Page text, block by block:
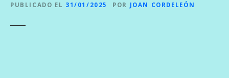
PUBLICADO EL 31/01/2025 POR JOAN CORDELEÓN